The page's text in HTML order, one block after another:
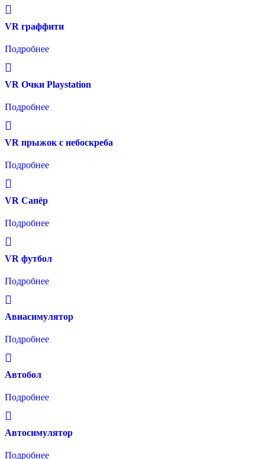
VR граффити
Подробнее
VR Очки Playstation
Подробнее
VR прыжок с небоскреба
Подробнее
VR Сапёр
Подробнее
VR футбол
Подробнее
Авиасимулятор
Подробнее
Автобол
Подробнее
Автосимулятор
Подробнее